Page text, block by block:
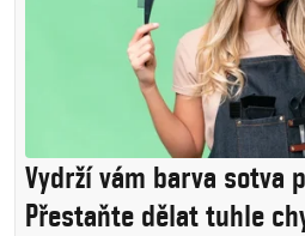
Vydrží vám barva sotva
Přestaňte dělat tuhle